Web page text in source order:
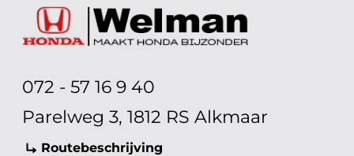
072 - 57 16 9 40
Parelweg 3, 1812 RS Alkmaar
Routebeschrijving